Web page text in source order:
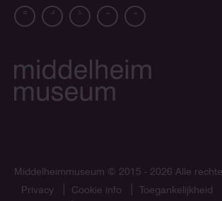
Middelheimmuseum © 2015 - 2026 Alle
Privacy
Cookie info Toegankelijkheid